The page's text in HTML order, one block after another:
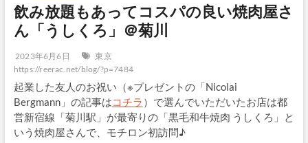
飲み放題もあってコスパの良い焼肉屋さ
ん「うしくろ」＠菊川
2023年6月6日
東京
https://reerac.net/blog/?p=7484
起業した友人のお祝い（※プレゼントの「Nicolai
Bergmann」の記事はコチラ ）で選んでいただいたお店は都
営新宿線「菊川駅」が最寄りの「黒毛和牛焼肉 うしくろ」と
いう焼肉屋さんで、モチロン初訪問♪